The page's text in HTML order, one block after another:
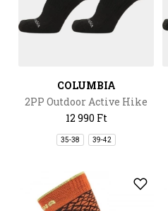
COLUMBIA
2PP Outdoor Active Hike
Crew Medium Weight
12 990 Ft
35-38 39-42